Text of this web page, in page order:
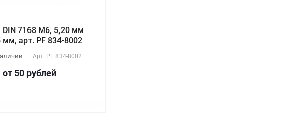
DIN 7168 М6, 5,20 мм
мм, арт. PF 834-8002
Арт. PF 834-8002
от 50 рублей